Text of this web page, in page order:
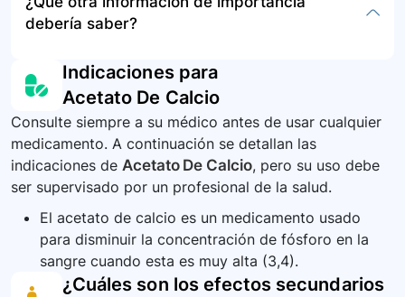
mantener el medicamento en su envase original,
cerrado herméticamente y fuera del alcance de
mejor consultar las recomendaciones locales o
devolverlo a un programa de devolución de
medicamentos.
qué hacer en caso de sobredosis. En
situaciones de sobredosis, es fundamental
un centro de control de envenenamiento.
debería saber?
médico respecto al uso del acetato de calcio y
reportar cualquier efecto adverso o síntoma
inusual durante su tratamiento. Asegúrese de
informar a todos los profesionales de la salud
involucrados en su cuidado sobre todos los
medicamentos que está tomando.
Indicaciones para
Acetato De Calcio
Consulte siempre a su médico antes de usar cualquier
medicamento. A continuación se detallan las
indicaciones de Acetato De Calcio, pero su uso debe
ser supervisado por un profesional de la salud.
El acetato de calcio es un medicamento usado
para disminuir la concentración de fósforo en la
sangre cuando esta es muy alta (3,4).
¿Cuáles son los efectos secundarios